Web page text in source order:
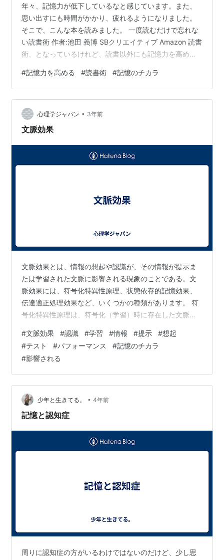
年々、記憶力が低下しているなと感じています。また、
思い出すにも時間がかかり、疲れるようになりました。
そこで、こんな本を読みました。 一度読むだけで忘れな
い読書術 作者:池田 義博 SBクリエイティブ Amazon 読書
術、となっているけれど、読書以外にも記憶力を高める
き出すためのトレーニングがたくさん掲載されているの
で、これをコツコツやっています。 トレーニングは、文
字から映像をイメージするものです。 今までの私は、文
字をそのまま覚えようとして苦労してきました。文字を
一字一句間違えずに記憶するのは、とても疲れてしまっ
#記憶力を高める #読書術 #記憶のチカラ
心理学ジャパン • 3年前
文脈効果
文脈効果とは、情報の想起や認識が、その情報が提示ま
たは学習された文脈に影響される現象のことである。文
脈効果には、符号化特異性原理、状態依存的記憶効果、
伝達適正処理効果など、いくつかの種類があります。 符
号化特異性原理は、符号化（学習）時に存在した文脈
想起がより良好になるというものである。例えば、静か
な図書館でテスト勉強をした場合、同じように静かであ
れば、テストの成績が良くなる可能性が高い。 状態依存
的記憶効果とは、情報がエンコードされたときと同じ感
情的・生理的状態にあるとき、情報の想起がよくなるこ
とをいう。例えば、誰かが不安を感じながら情報を学…
#文脈効果 #認識 #学習 #情報 #提示 #想起
#テスト #パフォーマンス #記憶のチカラ
#影響される
少年と生きてる。 • 4年前
記憶と認知症
周りに認知症の方がいるわけではないのだけど、少し思